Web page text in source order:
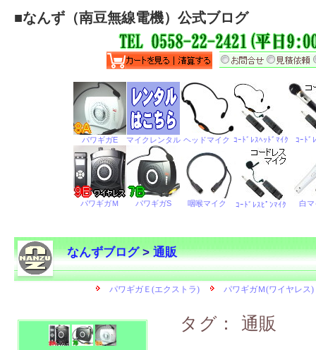
■なんず（南豆無線電機）公式ブログ
なんずブログ>通販
タグ： 通販